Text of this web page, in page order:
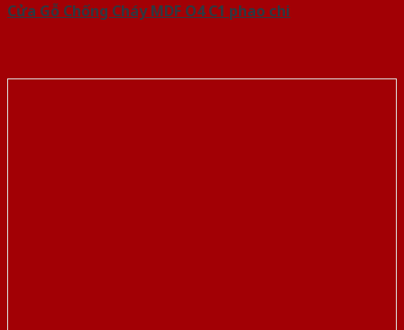
Cửa Gỗ Chống Cháy MDF O4 C1 phao chi